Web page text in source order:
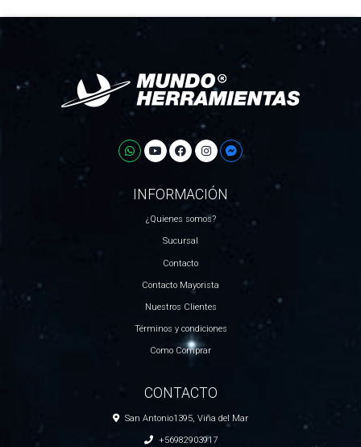
INFORMACIÓN
¿Quienes somos?
Sucursal
Contacto
Contacto Mayorista
Nuestros Clientes
Términos y condiciones
Como Comprar
CONTACTO
San Antonio1395, Viña del Mar
+56982903917